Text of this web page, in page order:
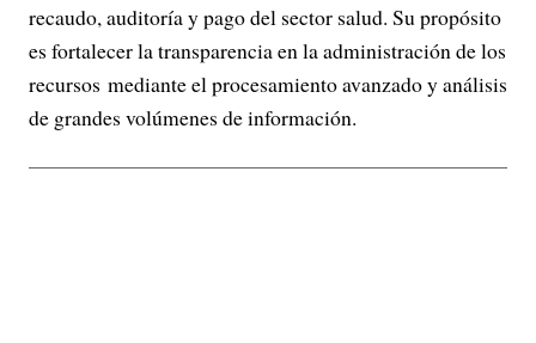
recaudo, auditoría y pago del sector salud. Su propósito
es fortalecer la transparencia en la administración de los
recursos mediante el procesamiento avanzado y análisis
de grandes volúmenes de información.